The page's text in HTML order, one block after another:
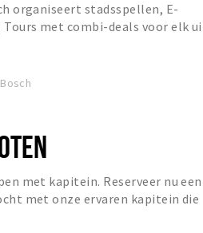
organiseert stadsspellen, E-
Tours met combi-deals voor elk
met kapitein. Reserveer nu een
met onze ervaren kapitein die